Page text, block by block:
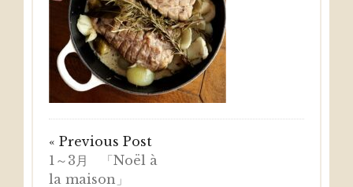
« Previous Post
1～3月 「Noël à
la maison」